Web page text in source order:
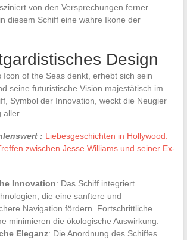
von den Versprechungen ferner
diesem Schiff eine wahre Ikone der
Design
Icon of the Seas denkt, erhebt sich sein
seine futuristische Vision majestätisch im
Symbol der Innovation, weckt die Neugier
aller.
: Liebesgeschichten in Hollywood:
zwischen Jesse Williams und seiner Ex-
Innovation: Das Schiff integriert
die eine sanftere und
Navigation fördern. Fortschrittliche
minimieren die ökologische Auswirkung.
Eleganz: Die Anordnung des Schiffes